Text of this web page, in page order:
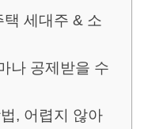
세대주 & 소
나 공제받을 수
, 어렵지 않아